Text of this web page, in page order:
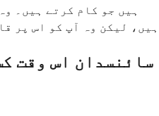
ہیں جو کام کرتے ہیں۔
ہیں، لیکن وہ آپ کو اس پر
سائنسدان اس وقت